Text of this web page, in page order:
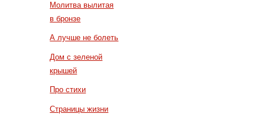
Молитва вылитая
в бронзе
А лучше не болеть
Дом с зеленой
крышей
Про стихи
Страницы жизни